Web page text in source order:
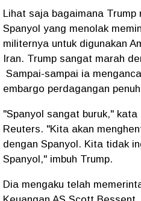
Lihat saja bagaimana Trump
Spanyol yang menolak
militernya untuk digunakan
Iran. Trump sangat marah
Sampai-sampai ia
embargo perdagangan
"Spanyol sangat buruk,"
Reuters. "Kita akan
dengan Spanyol. Kita tidak
Spanyol," imbuh Trump.
Dia mengaku telah